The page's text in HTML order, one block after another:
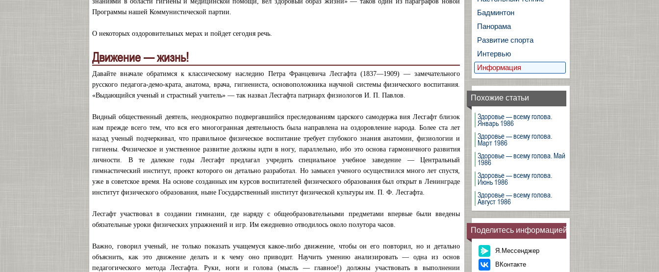
Программы нашей Коммунистической партии.
О некоторых оздоровительных мерах и пойдет сегодня речь.
Движение — жизнь!
Давайте вначале обратимся к классическому наследию Петра Францевича Лесгафта (1837—1909) — замечательного
русского педагога-демо-крата, анатома, врача, гигиениста, основоположника научной системы физического воспитания.
«Выдающийся ученый и страстный учитель» — так назвал Лесгафта патриарх физиологов И. П. Павлов.
Видный общественный деятель, неоднократно подвергавшийся преследованиям царского самодержа вия Лесгафт близок
нам прежде всего тем, что вся его многогранная деятельность была направлена на оздоровление народа. Более ста лет
назад ученый подчеркивал, что правильное физическое воспитание требует глубокого знания анатомии, физиологии и
гигиены. Физическое и умственное развитие должны идти в ногу, параллельно, ибо это основа гармоничного развития
личности. В те далекие годы Лесгафт предлагал учредить специальное учебное заведение — Центральный
гимнастический институт, проект которого он детально разработал. Но замысел ученого осуществился много лет спустя,
уже в советское время. На основе созданных им курсов воспитателей физического образования был открыт в Ленинграде
институт физического образования, ныне Государственный институт физической культуры им. П. Ф. Лесгафта.
Лесгафт участвовал в создании гимназии, где наряду с общеобразовательными предметами впервые были введены
обязательные уроки физических упражнений и игр. Им ежедневно отводилось около полутора часов.
Важно, говорил ученый, не только показать учащемуся какое-либо движение, чтобы он его повторил, но и детально
объяснить, как это движение делать и к чему оно приводит. Научить умению анализировать — одна из основ
педагогического метода Лесгафта. Руки, ноги и голова (мысль — главное!) должны участвовать в выполнении
Бадминтон
Панорама
Развитие спорта
Интервью
Информация
Похожие статьи
Здоровье — всему голова.
Январь 1986
Здоровье — всему голова.
Март 1986
Здоровье — всему голова. Май
1986
Здоровье — всему голова.
Июнь 1986
Здоровье — всему голова.
Август 1986
Поделитесь информацией
Я.Мессенджер
ВКонтакте